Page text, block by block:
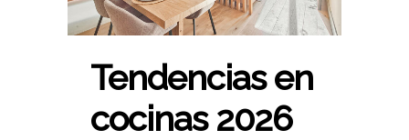
Tendencias en
cocinas 2026